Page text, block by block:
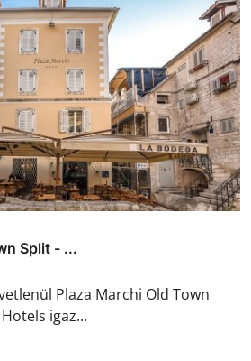
Split - ...
Plaza Marchi Old Town
igaz...